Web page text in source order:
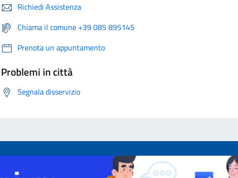
Richiedi Assistenza
Chiama il comune +39 085 895145
Prenota un appuntamento
Problemi in città
Segnala disservizio